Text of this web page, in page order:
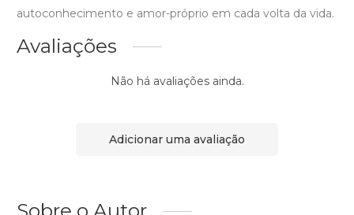
autoconhecimento e amor-próprio em cada volta da vida.
Avaliações
Não há avaliações ainda.
Adicionar uma avaliação